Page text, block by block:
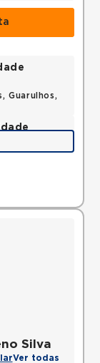
Guarulhos,
03117000 •
Silva
Ver todas